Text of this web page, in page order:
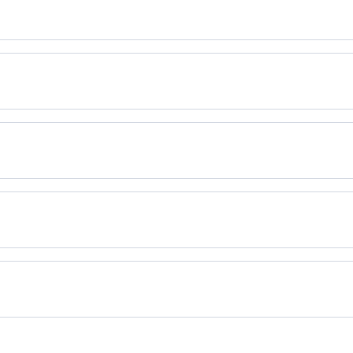
idealne dla osób będących na diecie bezglutenowej, wegan
o smaku słodkiej papryki (słodka czerwona papryka 3%,
drożdży, papryka chili w proszku, kwasek cytrynowy), olej
g** %RI/RWS** (30 g)
g 2%